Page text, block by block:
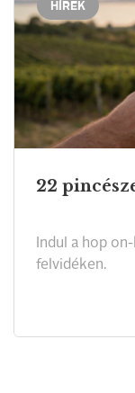
HÍREK
22
Indul a hop
felvidéken.